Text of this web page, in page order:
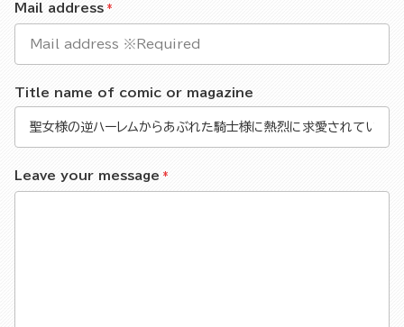
Mail address
Title name of comic or magazine
Leave your message